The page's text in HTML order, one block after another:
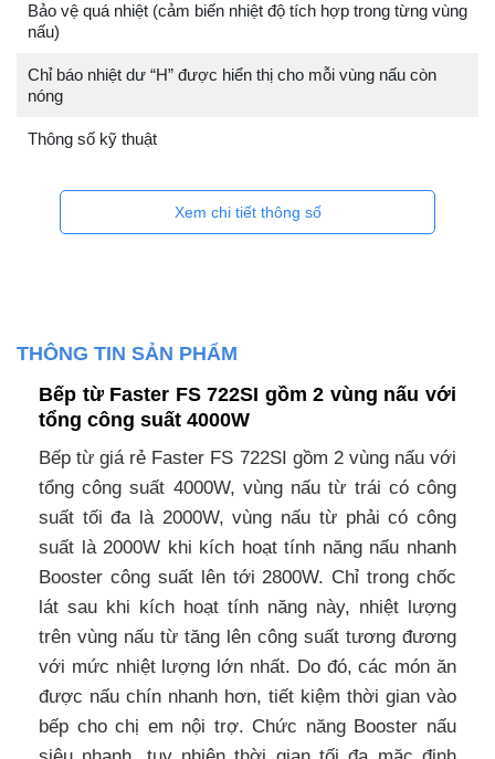
Bảo vệ quá nhiệt (cảm biến nhiệt độ tích hợp trong từng vùng
nấu)
Chỉ báo nhiệt dư “H” được hiển thị cho mỗi vùng nấu còn
nóng
Thông số kỹ thuật
Xem chi tiết thông số
THÔNG TIN SẢN PHẨM
Bếp từ Faster FS 722SI gồm 2 vùng nấu với
tổng công suất 4000W
Bếp từ giá rẻ Faster FS 722SI gồm 2 vùng nấu với
tổng công suất 4000W, vùng nấu từ trái có công
suất tối đa là 2000W, vùng nấu từ phải có công
suất là 2000W khi kích hoạt tính năng nấu nhanh
Booster công suất lên tới 2800W. Chỉ trong chốc
lát sau khi kích hoạt tính năng này, nhiệt lượng
trên vùng nấu từ tăng lên công suất tương đương
với mức nhiệt lượng lớn nhất. Do đó, các món ăn
được nấu chín nhanh hơn, tiết kiệm thời gian vào
bếp cho chị em nội trợ. Chức năng Booster nấu